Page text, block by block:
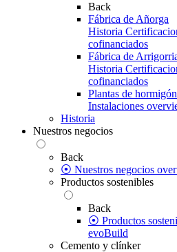
Back
Fábrica de Añorga
Historia
cofinanciados
Fábrica de
Historia
cofinanciados
Plantas de hormigón
Instalaciones
Historia
Nuestros negocios
Back
⦿ Nuestros negocios
Productos sostenibles
Back
⦿ Productos
evoBuild
Cemento y clínker